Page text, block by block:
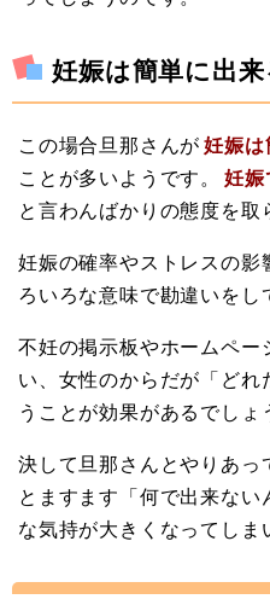
妊娠は簡単に出来
この場合旦那さんが妊娠は
ことが多いようです。
妊娠
と言わんばかりの態度を取
妊娠の確率やストレスの影
ろいろな意味で勘違いをし
不妊の掲示板やホームペー
い、女性のからだが「どれ
うことが効果があるでしょ
決して旦那さんとやりあっ
とますます「何で出来ない
な気持が大きくなってしま